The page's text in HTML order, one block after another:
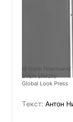
@ Frank Hoermann/
SVEN SIMON/
Global Look Press
Tекст: Антон